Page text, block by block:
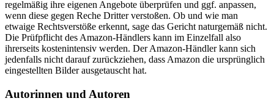
regelmäßig ihre eigenen Angebote überprüfen und ggf. anpassen,
wenn diese gegen Reche Dritter verstoßen. Ob und wie man
etwaige Rechtsverstöße erkennt, sage das Gericht naturgemäß nicht.
Die Prüfpflicht des Amazon-Händlers kann im Einzelfall also
ihrerseits kostenintensiv werden. Der Amazon-Händler kann sich
jedenfalls nicht darauf zurückziehen, dass Amazon die ursprünglich
eingestellten Bilder ausgetauscht hat.
Autorinnen und Autoren